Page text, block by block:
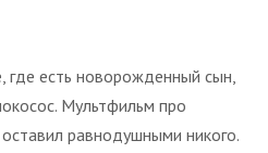
где есть новорожденный сын,
Мультфильм про
равнодушными никого.